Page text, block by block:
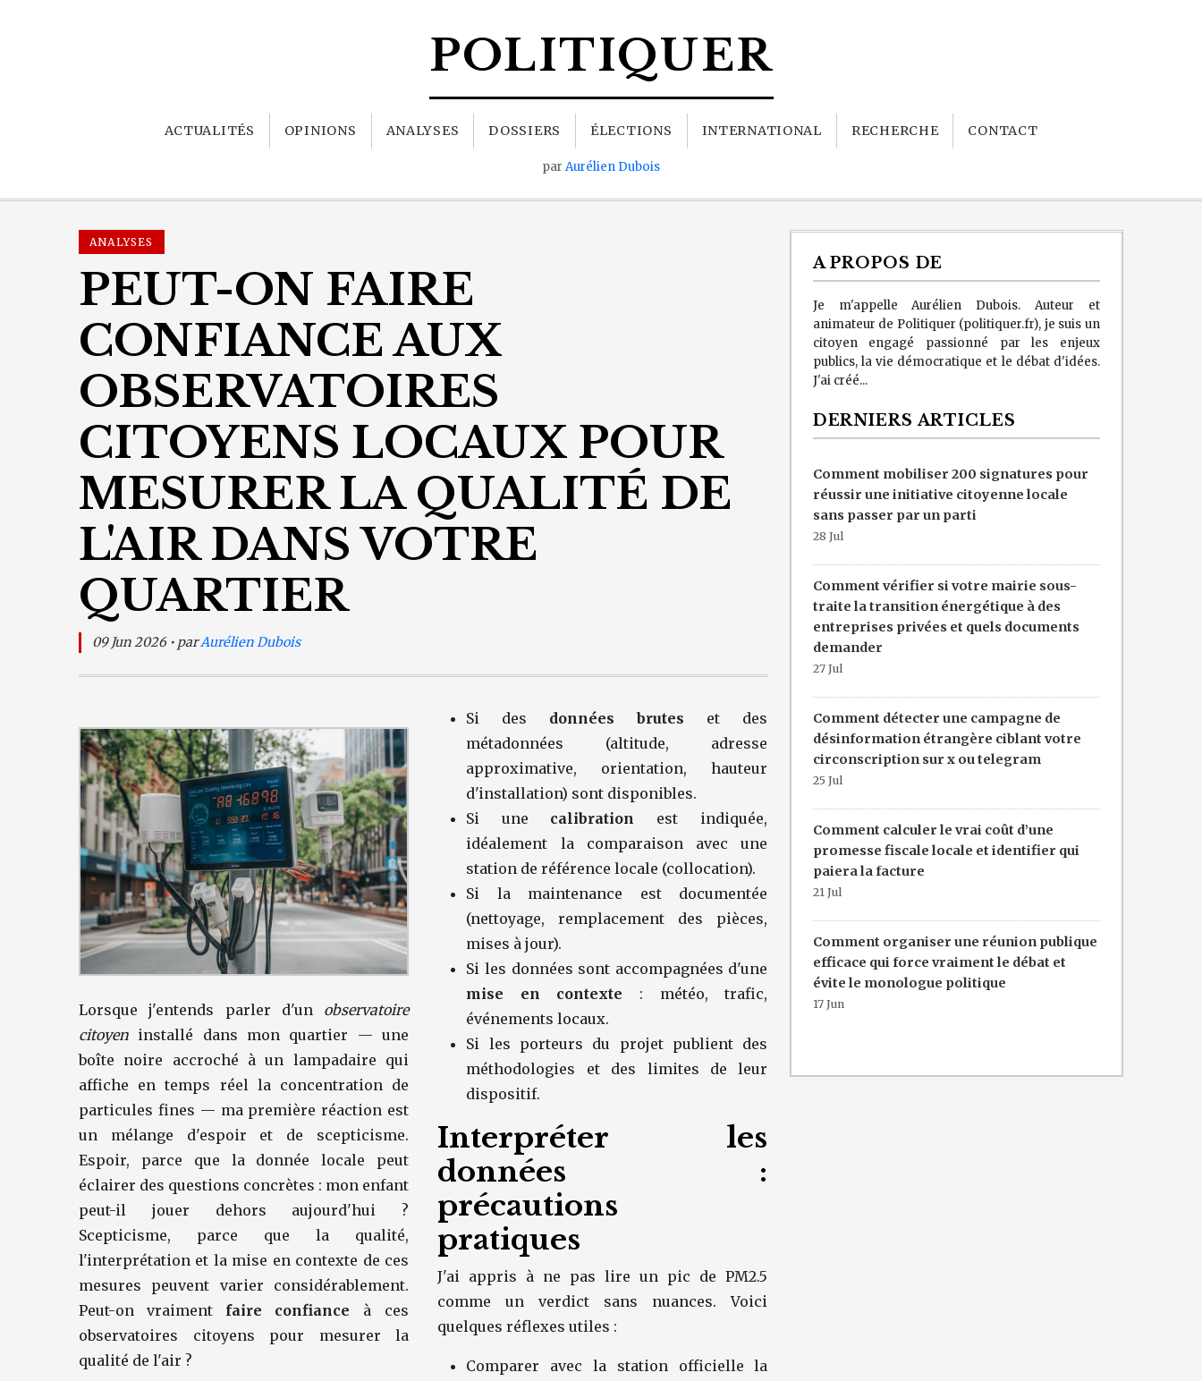
POLITIQUER
ACTUALITÉS OPINIONS ANALYSES DOSSIERS ÉLECTIONS INTERNATIONAL RECHERCHE CONTACT
par Aurélien Dubois
ANALYSES
PEUT-ON FAIRE
CONFIANCE AUX
OBSERVATOIRES
CITOYENS LOCAUX POUR
MESURER LA QUALITÉ DE
L'AIR DANS VOTRE
QUARTIER
09 Jun 2026 • parAurélien Dubois
Lorsque j'entends parler d'un observatoire
citoyen installé dans mon quartier — une
boîte noire accroché à un lampadaire qui
affiche en temps réel la concentration de
particules fines — ma première réaction est
un mélange d'espoir et de scepticisme.
Espoir, parce que la donnée locale peut
éclairer des questions concrètes : mon enfant
peut-il jouer dehors aujourd'hui ?
Scepticisme, parce que la qualité,
l'interprétation et la mise en contexte de ces
mesures peuvent varier considérablement.
Peut-on vraiment faire confiance à ces
observatoires citoyens pour mesurer la
qualité de l'air ?
Si des données brutes et des
métadonnées (altitude, adresse
approximative, orientation, hauteur
d'installation) sont disponibles.
Si une calibration est indiquée,
idéalement la comparaison avec une
station de référence locale (collocation).
Si la maintenance est documentée
(nettoyage, remplacement des pièces,
mises à jour).
Si les données sont accompagnées d'une
mise en contexte : météo, trafic,
événements locaux.
Si les porteurs du projet publient des
méthodologies et des limites de leur
dispositif.
Interpréter les
données :
précautions
pratiques
J'ai appris à ne pas lire un pic de PM2.5
comme un verdict sans nuances. Voici
quelques réflexes utiles :
Comparer avec la station officielle la
A PROPOS DE
Je m'appelle Aurélien Dubois. Auteur et
animateur de Politiquer (politiquer.fr), je suis un
citoyen engagé passionné par les enjeux
publics, la vie démocratique et le débat d'idées.
J'ai créé...
DERNIERS ARTICLES
Comment mobiliser 200 signatures pour
réussir une initiative citoyenne locale
sans passer par un parti
28 Jul
Comment vérifier si votre mairie sous-
traite la transition énergétique à des
entreprises privées et quels documents
demander
27 Jul
Comment détecter une campagne de
désinformation étrangère ciblant votre
circonscription sur x ou telegram
25 Jul
Comment calculer le vrai coût d’une
promesse fiscale locale et identifier qui
paiera la facture
21 Jul
Comment organiser une réunion publique
efficace qui force vraiment le débat et
évite le monologue politique
17 Jun